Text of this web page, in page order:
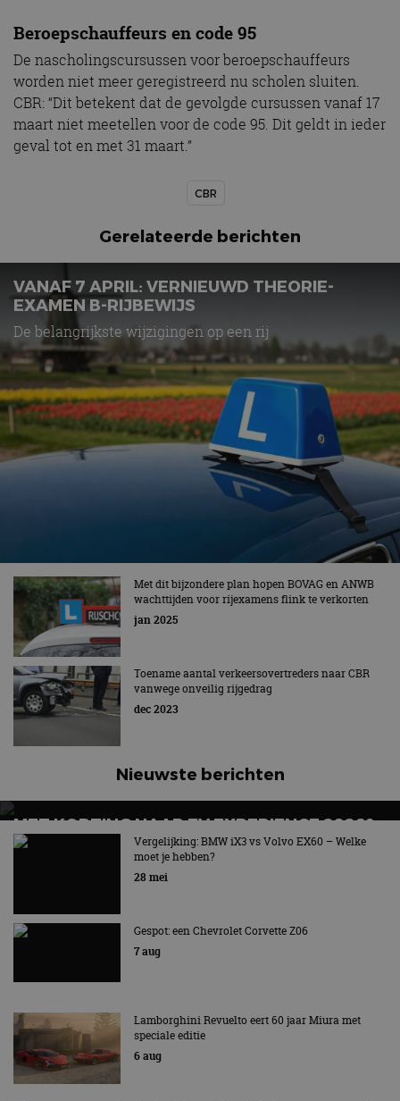
Beroepschauffeurs en code 95
De nascholingscursussen voor beroepschauffeurs
worden niet meer geregistreerd nu scholen sluiten.
CBR: “Dit betekent dat de gevolgde cursussen vanaf 17
maart niet meetellen voor de code 95. Dit geldt in ieder
geval tot en met 31 maart.”
CBR
Gerelateerde berichten
VANAF 7 APRIL: VERNIEUWD THEORIE-
EXAMEN B-RIJBEWIJS
De belangrijkste wijzigingen op een rij
Met dit bijzondere plan hopen BOVAG en ANWB
wachttijden voor rijexamens flink te verkorten
jan 2025
Toename aantal verkeersovertreders naar CBR
vanwege onveilig rijgedrag
dec 2023
Nieuwste berichten
MET KORTING NAAR EV EXPERIENCE 2026?
AUTORAI REGELT HET!
EV Experience 2026 van 24 tot 26 september
Vergelijking: BMW iX3 vs Volvo EX60 – Welke
moet je hebben?
28 mei
Gespot: een Chevrolet Corvette Z06
7 aug
Lamborghini Revuelto eert 60 jaar Miura met
speciale editie
6 aug